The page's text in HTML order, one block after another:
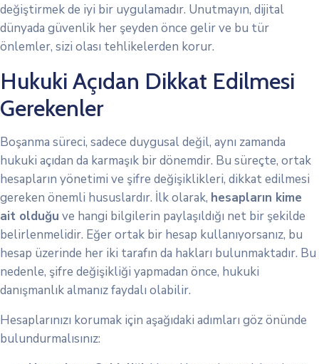
değiştirmek de iyi bir uygulamadır. Unutmayın, dijital
dünyada güvenlik her şeyden önce gelir ve bu tür
önlemler, sizi olası tehlikelerden korur.
Hukuki Açıdan Dikkat Edilmesi
Gerekenler
Boşanma süreci, sadece duygusal değil, aynı zamanda
hukuki açıdan da karmaşık bir dönemdir. Bu süreçte, ortak
hesapların yönetimi ve şifre değişiklikleri, dikkat edilmesi
gereken önemli hususlardır. İlk olarak, hesapların kime
ait olduğu ve hangi bilgilerin paylaşıldığı net bir şekilde
belirlenmelidir. Eğer ortak bir hesap kullanıyorsanız, bu
hesap üzerinde her iki tarafın da hakları bulunmaktadır. Bu
nedenle, şifre değişikliği yapmadan önce, hukuki
danışmanlık almanız faydalı olabilir.
Hesaplarınızı korumak için aşağıdaki adımları göz önünde
bulundurmalısınız: